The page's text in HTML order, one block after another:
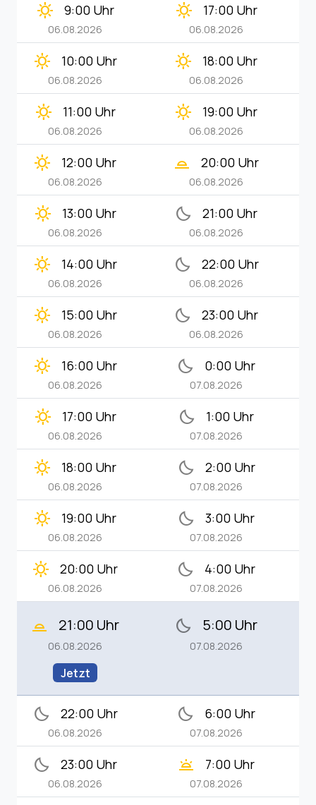
clear_day 9:00 Uhr
06.08.2026
clear_day 17:00 Uhr
06.08.2026
clear_day 10:00 Uhr
06.08.2026
clear_day 18:00 Uhr
06.08.2026
clear_day 11:00 Uhr
06.08.2026
clear_day 19:00 Uhr
06.08.2026
clear_day 12:00 Uhr
06.08.2026
wb_twilight_2 20:00 Uhr
06.08.2026
clear_day 13:00 Uhr
06.08.2026
bedtime 21:00 Uhr
06.08.2026
clear_day 14:00 Uhr
06.08.2026
bedtime 22:00 Uhr
06.08.2026
clear_day 15:00 Uhr
06.08.2026
bedtime 23:00 Uhr
06.08.2026
clear_day 16:00 Uhr
06.08.2026
bedtime 0:00 Uhr
07.08.2026
clear_day 17:00 Uhr
06.08.2026
bedtime 1:00 Uhr
07.08.2026
clear_day 18:00 Uhr
06.08.2026
bedtime 2:00 Uhr
07.08.2026
clear_day 19:00 Uhr
06.08.2026
bedtime 3:00 Uhr
07.08.2026
clear_day 20:00 Uhr
06.08.2026
bedtime 4:00 Uhr
07.08.2026
wb_twilight_2 21:00 Uhr
06.08.2026
Jetzt
bedtime 5:00 Uhr
07.08.2026
bedtime 22:00 Uhr
06.08.2026
bedtime 6:00 Uhr
07.08.2026
bedtime 23:00 Uhr
06.08.2026
wb_twilight 7:00 Uhr
07.08.2026